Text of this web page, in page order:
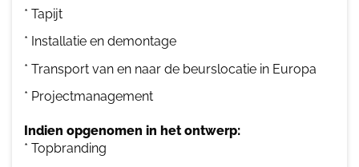
* Tapijt
* Installatie en demontage
* Transport van en naar de beurslocatie in Europa
* Projectmanagement
Indien opgenomen in het ontwerp:
* Topbranding